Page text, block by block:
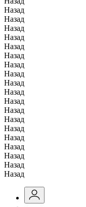
Назад
Назад
Назад
Назад
Назад
Назад
Назад
Назад
Назад
Назад
Назад
Назад
Назад
Назад
Назад
Назад
Назад
Назад
Назад